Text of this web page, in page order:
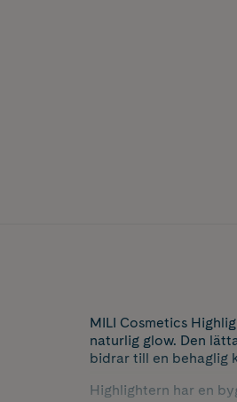
MILI Cosmetics
naturlig glow. Den
bidrar till en behaglig
Highlightern har en